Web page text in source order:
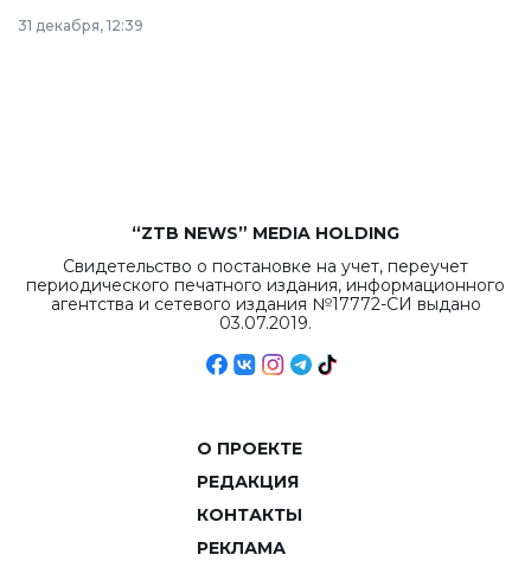
в Астане из
республиканского
31 декабря, 12:39
“ZTB NEWS” MEDIA HOLDING
Свидетельство о постановке на учет, переучет
периодического печатного издания, информационного
агентства и сетевого издания №17772-СИ выдано
03.07.2019.
О ПРОЕКТЕ
РЕДАКЦИЯ
КОНТАКТЫ
РЕКЛАМА